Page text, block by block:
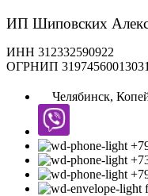
ИП Шиповских
ИНН 312332590922
ОГРНИП
Челябинск,